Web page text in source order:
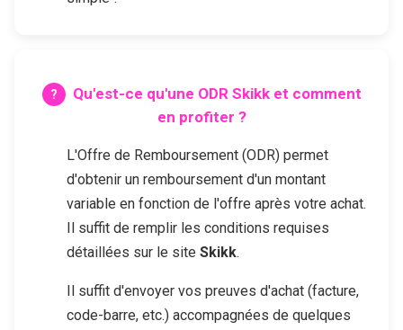
Qu'est-ce qu'une ODR Skikket comment
en profiter ?
L'Offre de Remboursement (ODR) permet
d'obtenir un remboursement d'un montant
variable en fonction de l'offre après votre achat.
Il suffit de remplir les conditions requises
détaillées sur le site Skikk.
Il suffit d'envoyer vos preuves d'achat (facture,
code-barre, etc.) accompagnées de quelques